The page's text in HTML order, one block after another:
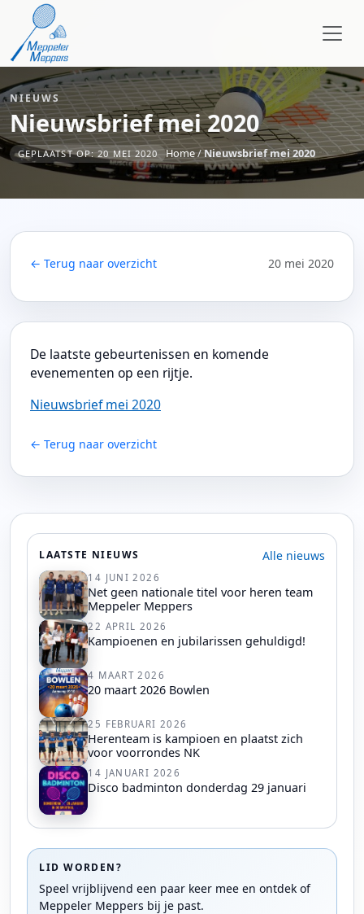
NIEUWS
Nieuwsbrief mei 2020
GEPLAATST OP: 20 MEI 2020 Home/ Nieuwsbrief mei 2020
← Terug naar overzicht 20 mei 2020
De laatste gebeurtenissen en komende
evenementen op een rijtje.
Nieuwsbrief mei 2020
← Terug naar overzicht
LAATSTE NIEUWS Alle nieuws
14 JUNI 2026
Net geen nationale titel voor heren team
Meppeler Meppers
22 APRIL 2026
Kampioenen en jubilarissen gehuldigd!
4 MAART 2026
20 maart 2026 Bowlen
25 FEBRUARI 2026
Herenteam is kampioen en plaatst zich
voor voorrondes NK
14 JANUARI 2026
Disco badminton donderdag 29 januari
LID WORDEN?
Speel vrijblijvend een paar keer mee en ontdek of
Meppeler Meppers bij je past.